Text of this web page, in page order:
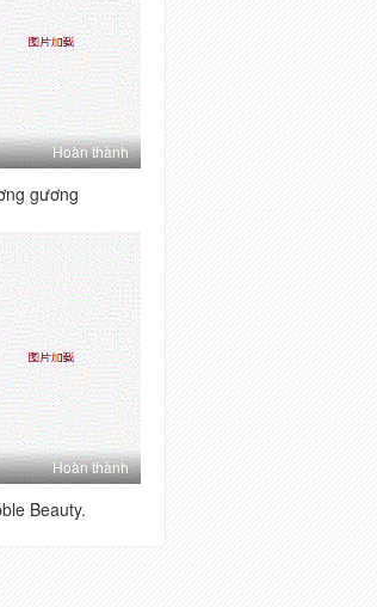
Hoàn thành
gương
Hoàn thành
Beauty.